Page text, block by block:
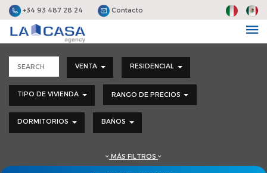
+34 93 487 28 24 Contacto
VENTA RESIDENCIAL
TIPO DE VIVIENDA RANGO DE PRECIOS
DORMITORIOS BAÑOS
MÁS FILTROS